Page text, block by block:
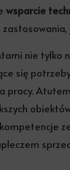
wsparcie
nie
się
pracy.